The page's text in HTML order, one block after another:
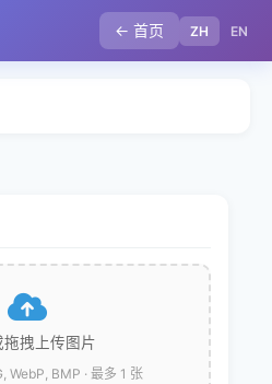
← 首页 ZH EN
拖拽上传图片
WebP, BMP · 最多 1 张